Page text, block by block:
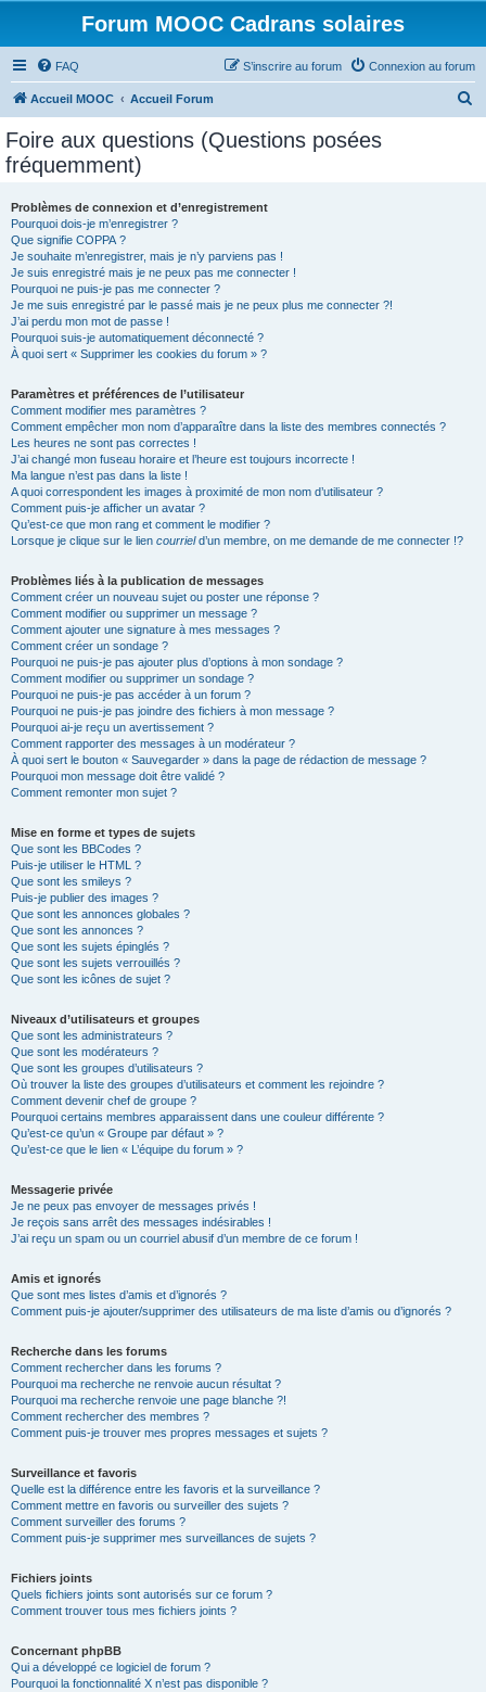
Forum MOOC Cadrans solaires
FAQ Connexion au forum
S’inscrire au forum
Accueil MOOC Accueil Forum
Foire aux questions (Questions posées
fréquemment)
Problèmes de connexion et d’enregistrement
Pourquoi dois-je m’enregistrer ?
Que signifie COPPA ?
Je souhaite m’enregistrer, mais je n’y parviens pas !
Je suis enregistré mais je ne peux pas me connecter !
Pourquoi ne puis-je pas me connecter ?
Je me suis enregistré par le passé mais je ne peux plus me connecter ?!
J’ai perdu mon mot de passe !
Pourquoi suis-je automatiquement déconnecté ?
À quoi sert « Supprimer les cookies du forum » ?
Paramètres et préférences de l’utilisateur
Comment modifier mes paramètres ?
Comment empêcher mon nom d’apparaître dans la liste des membres connectés ?
Les heures ne sont pas correctes !
J’ai changé mon fuseau horaire et l’heure est toujours incorrecte !
Ma langue n’est pas dans la liste !
A quoi correspondent les images à proximité de mon nom d’utilisateur ?
Comment puis-je afficher un avatar ?
Qu’est-ce que mon rang et comment le modifier ?
Lorsque je clique sur le lien courrield’un membre, on me demande de me connecter !?
Problèmes liés à la publication de messages
Comment créer un nouveau sujet ou poster une réponse ?
Comment modifier ou supprimer un message ?
Comment ajouter une signature à mes messages ?
Comment créer un sondage ?
Pourquoi ne puis-je pas ajouter plus d’options à mon sondage ?
Comment modifier ou supprimer un sondage ?
Pourquoi ne puis-je pas accéder à un forum ?
Pourquoi ne puis-je pas joindre des fichiers à mon message ?
Pourquoi ai-je reçu un avertissement ?
Comment rapporter des messages à un modérateur ?
À quoi sert le bouton « Sauvegarder » dans la page de rédaction de message ?
Pourquoi mon message doit être validé ?
Comment remonter mon sujet ?
Mise en forme et types de sujets
Que sont les BBCodes ?
Puis-je utiliser le HTML ?
Que sont les smileys ?
Puis-je publier des images ?
Que sont les annonces globales ?
Que sont les annonces ?
Que sont les sujets épinglés ?
Que sont les sujets verrouillés ?
Que sont les icônes de sujet ?
Niveaux d’utilisateurs et groupes
Que sont les administrateurs ?
Que sont les modérateurs ?
Que sont les groupes d’utilisateurs ?
Où trouver la liste des groupes d’utilisateurs et comment les rejoindre ?
Comment devenir chef de groupe ?
Pourquoi certains membres apparaissent dans une couleur différente ?
Qu’est-ce qu’un « Groupe par défaut » ?
Qu’est-ce que le lien « L’équipe du forum » ?
Messagerie privée
Je ne peux pas envoyer de messages privés !
Je reçois sans arrêt des messages indésirables !
J’ai reçu un spam ou un courriel abusif d’un membre de ce forum !
Amis et ignorés
Que sont mes listes d’amis et d’ignorés ?
Comment puis-je ajouter/supprimer des utilisateurs de ma liste d’amis ou d’ignorés ?
Recherche dans les forums
Comment rechercher dans les forums ?
Pourquoi ma recherche ne renvoie aucun résultat ?
Pourquoi ma recherche renvoie une page blanche ?!
Comment rechercher des membres ?
Comment puis-je trouver mes propres messages et sujets ?
Surveillance et favoris
Quelle est la différence entre les favoris et la surveillance ?
Comment mettre en favoris ou surveiller des sujets ?
Comment surveiller des forums ?
Comment puis-je supprimer mes surveillances de sujets ?
Fichiers joints
Quels fichiers joints sont autorisés sur ce forum ?
Comment trouver tous mes fichiers joints ?
Concernant phpBB
Qui a développé ce logiciel de forum ?
Pourquoi la fonctionnalité X n’est pas disponible ?